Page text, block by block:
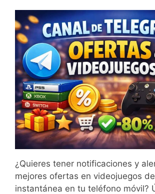
¿Quieres tener notificaciones y
mejores ofertas en videojuegos
instantánea en tu teléfono móvil?